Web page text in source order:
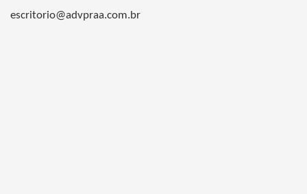
escritorio@advpraa.com.br